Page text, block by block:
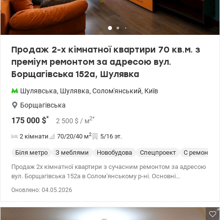
Продаж 2-х кімнатної квартири 70 кв.м. з
преміум ремонтом за адресою вул.
Борщагівська 152а, Шулявка
Шулявська, Шулявка, Солом'янський, Київ
Борщагівська
175 000 $* 2 500 $ / м2*
2 кімнати 70/20/40 м2 5/16 эт.
Біля метро З меблями Новобудова Спецпроект
С ремонтом
Продаж 2х кімнатної квартири з сучасним ремонтом за адресою
вул. Борщагівська 152а в Солом'янському р-ні. Основні
кімната, балкон. Інтер'єр та комплектація: квартира реалізована
Оновлено: 04.05.2026